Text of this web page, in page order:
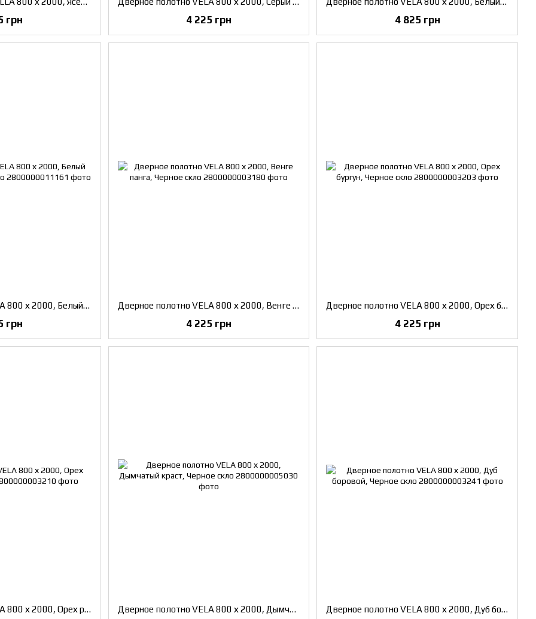
грн 4 225 грн 4 825 грн
Дверное полотно VELA 800 х 2000, Белый текстурный, Черное скло
грн
Дверное полотно VELA 800 х 2000, Венге панга, Черное скло
4 225 грн
Дверное полотно VELA 800 х 2000, Орех бургун, Черное скло
4 225 грн
Дверное полотно VELA 800 х 2000, Орех роял, Сатин белый Дверное полотно VELA 800 х 2000, Дымчатый краст, Черное скло Дверное полотно VELA 800 х 2000, Дуб боровой, Черное скло